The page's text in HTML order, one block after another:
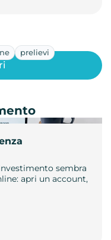
prelievi
sembra
apri un account,